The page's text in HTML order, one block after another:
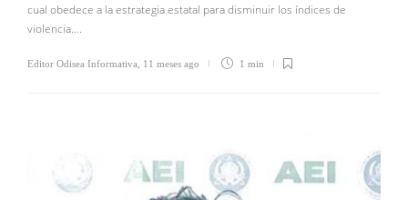
cual obedece a la estrategia estatal para disminuir los índices de
violencia….
Editor Odisea Informativa 11 meses ago 1 min